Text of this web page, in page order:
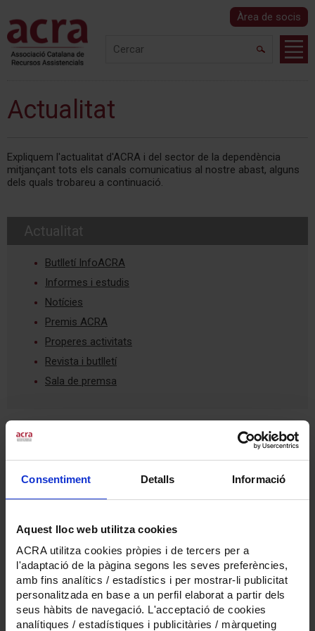
Consentiment Detalls Informació
Aquest lloc web utilitza cookies
ACRA utilitza cookies pròpies i de tercers per a
l'adaptació de la pàgina segons les seves preferències,
amb fins analítics / estadístics i per mostrar-li publicitat
personalitzada en base a un perfil elaborat a partir dels
seus hàbits de navegació. L'acceptació de cookies
analítiques / estadístiques i publicitàries / màrqueting
Àrea de socis
Actualitat
Expliquem l'actualitat d'ACRA i del sector de la dependència
mitjançant tots els canals comunicatius al nostre abast, alguns
dels quals trobareu a continuació.
Actualitat
Butlletí InfoACRA
Informes i estudis
Notícies
Premis ACRA
Properes activitats
Revista i butlletí
Sala de premsa
Calàbria, 236-240 (local 1) - 08029 Barcelona
Contactar Política de cookies Política de qualitat
Avís legal
Canal ètic
Crèdits
Segueix-nos a: